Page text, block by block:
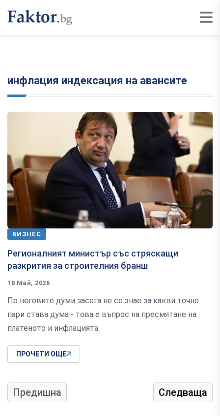
инфлация индексация на авансите
БИЗНЕС
Регионалният министър със стряскащи
разкрития за строителния бранш
18 Май, 2026
По неговите думи засега не се знае за какви точно
пари става дума - това е въпрос на пресмятане на
платеното и инфлацията
ПРОЧЕТИ ОЩЕ
Предишна Следваща